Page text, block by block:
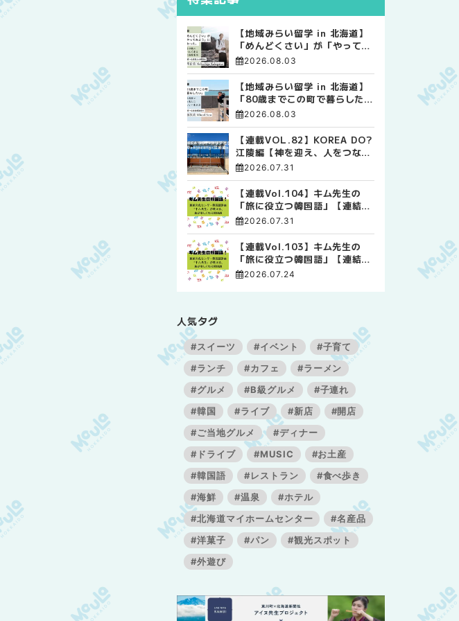
【地域みらい留学 in 北海道】
「めんどくさい」が「やってみ
よう」に変わった。 十勝の風
自由な高校生活
2026.08.03
【地域みらい留学 in 北海道】
「80歳までこの町で暮らした
い」 標津高校で踏み出した、
2026.08.03
【連載VOL.82】KOREA DO?
江陵編【神を迎え、人をつなぐ
時間 ― 江陵端午祭 】
2026.07.31
【連載Vol.104】キム先生の
「旅に役立つ韓国語」【連結語
尾について その4】
2026.07.31
【連載Vol.103】キム先生の
「旅に役立つ韓国語」【連結語
尾について その3】
2026.07.24
人気タグ
#スイーツ #イベント
#子育て
#ランチ
#カフェ
#ラーメン
#グルメ
#B級グルメ
#子連れ
#韓国
#ライブ #新店
#開店
#ご当地グルメ
#ディナー
#ドライブ
#MUSIC
#お土産
#韓国語
#レストラン
#食べ歩き
#海鮮
#温泉
#ホテル
#北海道マイホームセンター
#名産品
#洋菓子
#パン
#観光スポット
#外遊び